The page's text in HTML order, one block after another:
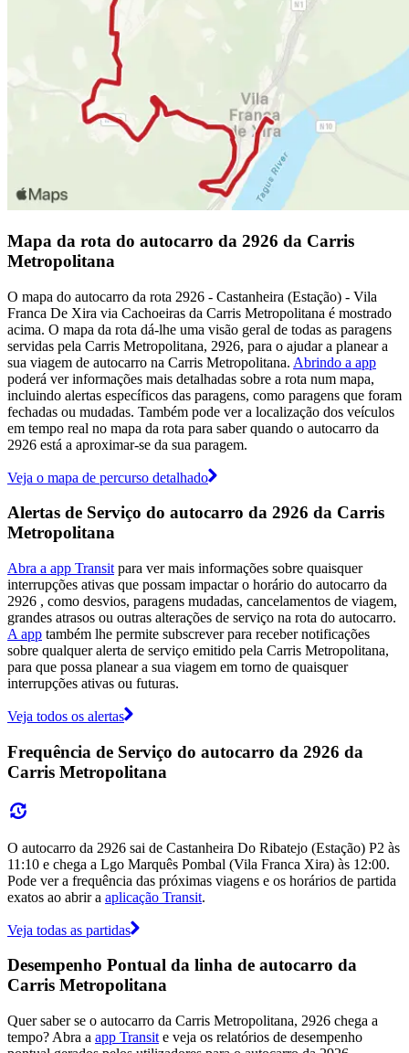
Mapa da rota do autocarro da 2926 da Carris
Metropolitana
O mapa do autocarro da rota 2926 - Castanheira (Estação) - Vila
Franca De Xira via Cachoeiras da Carris Metropolitana é mostrado
acima. O mapa da rota dá-lhe uma visão geral de todas as paragens
servidas pela Carris Metropolitana, 2926, para o ajudar a planear a
sua viagem de autocarro na Carris Metropolitana. Abrindo a app
poderá ver informações mais detalhadas sobre a rota num mapa,
incluindo alertas específicos das paragens, como paragens que foram
fechadas ou mudadas. Também pode ver a localização dos veículos
em tempo real no mapa da rota para saber quando o autocarro da
2926 está a aproximar-se da sua paragem.
Veja o mapa de percurso detalhado
Alertas de Serviço do autocarro da 2926 da Carris
Metropolitana
Abra a app Transit para ver mais informações sobre quaisquer
interrupções ativas que possam impactar o horário do autocarro da
2926 , como desvios, paragens mudadas, cancelamentos de viagem,
grandes atrasos ou outras alterações de serviço na rota do autocarro.
A app também lhe permite subscrever para receber notificações
sobre qualquer alerta de serviço emitido pela Carris Metropolitana,
para que possa planear a sua viagem em torno de quaisquer
interrupções ativas ou futuras.
Veja todos os alertas
Frequência de Serviço do autocarro da 2926 da
Carris Metropolitana
O autocarro da 2926 sai de Castanheira Do Ribatejo (Estação) P2 às
11:10 e chega a Lgo Marquês Pombal (Vila Franca Xira) às 12:00.
Pode ver a frequência das próximas viagens e os horários de partida
exatos ao abrir a aplicação Transit.
Veja todas as partidas
Desempenho Pontual da linha de autocarro da
Carris Metropolitana
Quer saber se o autocarro da Carris Metropolitana, 2926 chega a
tempo? Abra a app Transit e veja os relatórios de desempenho